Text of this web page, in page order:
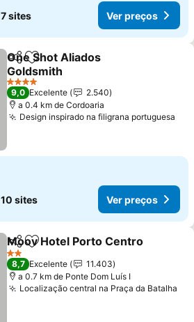
7 sites Ver preços
PartilharAdicionar aos favoritos
One Shot Aliados
Goldsmith
4 Estrelas
9,0 Excelente
2.540
a 0.4 km de Cordoaria
Design inspirado na filigrana portuguesa
10 sites Ver preços
PartilharAdicionar aos favoritos
Moov Hotel Porto Centro
2 Estrelas
8,7 Excelente
11.403
a 0.7 km de Ponte Dom Luís I
Localização central na Praça da Batalha